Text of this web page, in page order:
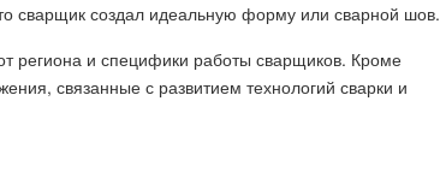
сварщик создал идеальную форму или сварной шов.
региона и специфики работы сварщиков. Кроме
связанные с развитием технологий сварки и